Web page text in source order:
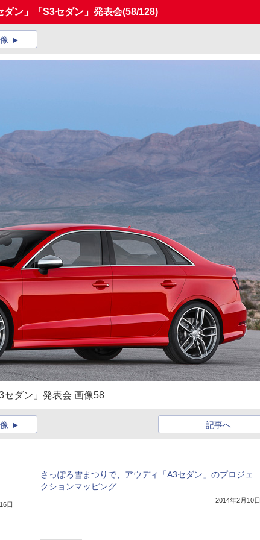
ン」「S3セダン」発表会(58/128)
セダン」発表会 画像58
記事へ
日
さっぽろ雪まつりで、アウディ「A3セダン」のプロジェ
クションマッピング
2014年2月10日